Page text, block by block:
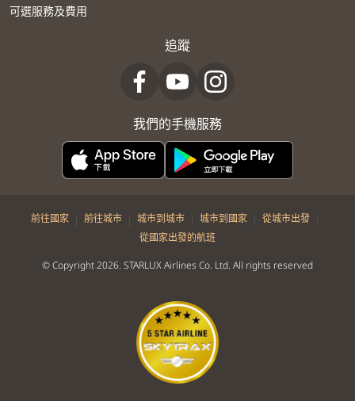
可選服務及費用
追蹤
我們的手機服務
前往國家 | 前往城市 | 城市到城市 | 城市到國家 | 從城市出發 |
從國家出發的航班
© Copyright 2026. STARLUX Airlines Co. Ltd. All rights reserved